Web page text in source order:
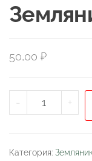
50,00 ₽
-
Количество
товара
Тристар
+
Категория: